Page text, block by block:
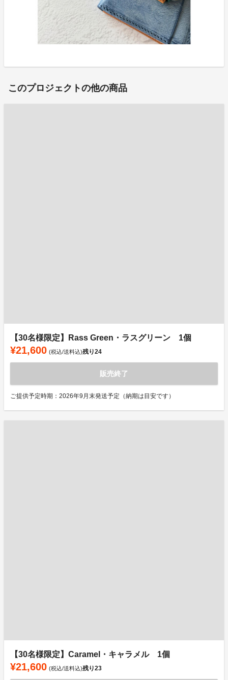
このプロジェクトの他の商品
【30名様限定】Rass Green・ラスグリーン 1個
¥21,600 (税込/送料込)残り24
販売終了
ご提供予定時期：2026年9月末発送予定（納期は目安です）
【30名様限定】Caramel・キャラメル 1個
¥21,600 (税込/送料込)残り23